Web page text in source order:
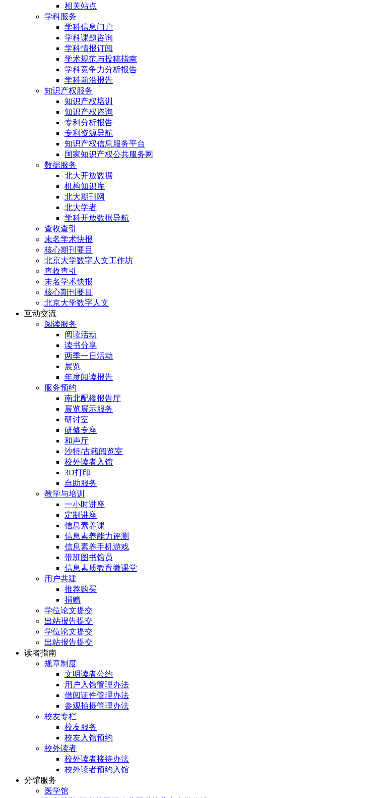
相关站点
学科服务
学科信息门户
学科课题咨询
学科情报订阅
学术规范与投稿指南
学科竞争力分析报告
学科前沿报告
知识产权服务
知识产权培训
知识产权咨询
专利分析报告
专利资源导航
知识产权信息服务平台
国家知识产权公共服务网
数据服务
北大开放数据
机构知识库
北大期刊网
北大学者
学科开放数据导航
查收查引
未名学术快报
核心期刊要目
北京大学数字人文工作坊
查收查引
未名学术快报
核心期刊要目
北京大学数字人文
互动交流
阅读服务
阅读活动
读书分享
两季一日活动
展览
年度阅读报告
服务预约
南北配楼报告厅
展览展示服务
研讨室
研修专座
和声厅
沙特/古籍阅览室
校外读者入馆
3D打印
自助服务
教学与培训
一小时讲座
定制讲座
信息素养课
信息素养能力评测
信息素养手机游戏
带班图书馆员
信息素质教育微课堂
用户共建
推荐购买
捐赠
学位论文提交
出站报告提交
学位论文提交
出站报告提交
读者指南
规章制度
文明读者公约
用户入馆管理办法
借阅证件管理办法
参观拍摄管理办法
校友专栏
校友服务
校友入馆预约
校外读者
校外读者接待办法
校外读者预约入馆
分馆服务
医学馆